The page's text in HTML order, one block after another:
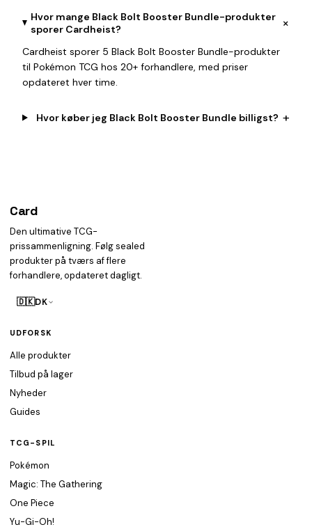
Hvor mange Black Bolt Booster Bundle-produkter
sporer Cardheist?
+
Cardheist sporer 5 Black Bolt Booster Bundle-produkter
til Pokémon TCG hos 20+ forhandlere, med priser
opdateret hver time.
Hvor køber jeg Black Bolt Booster Bundle billigst? +
Card
Den ultimative TCG-
prissammenligning. Følg sealed
produkter på tværs af flere
forhandlere, opdateret dagligt.
🇩🇰DK
UDFORSK
Alle produkter
Tilbud på lager
Nyheder
Guides
TCG-SPIL
Pokémon
Magic: The Gathering
One Piece
Yu-Gi-Oh!